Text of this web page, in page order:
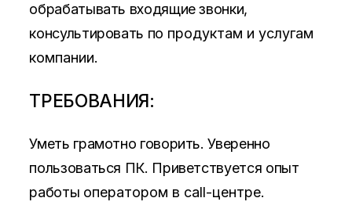
обрабатывать входящие звонки,
консультировать по продуктам и услугам
компании.
ТРЕБОВАНИЯ:
Уметь грамотно говорить. Уверенно
пользоваться ПК. Приветствуется опыт
работы оператором в call-центре.